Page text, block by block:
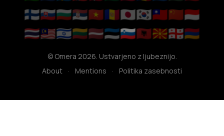
🇫🇮🇸🇰🇧🇬🇷🇸🇻🇳🇦🇩🇯🇵🇰🇷🇹🇼🇨🇳🇮🇩
🇹🇭🇲🇾🇮🇱🇱🇹🇱🇻🇪🇪🇸🇮🇦🇱🇲🇰🇬🇪🇦🇲
© Omera 2026. Ustvarjeno z ljubeznijo.
About
· Mentions · Politika zasebnosti